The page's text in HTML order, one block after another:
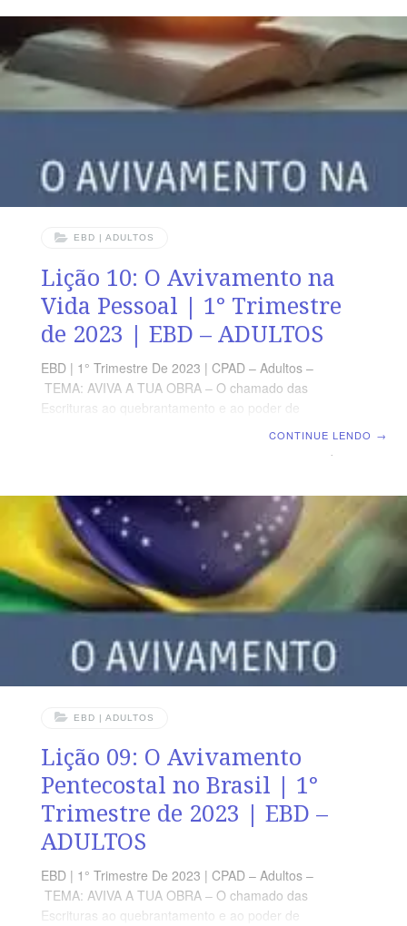
quem não crer será condenado.” (Mc 16.15,16)
VERDADE PRÁTICA Neste tempo marcado pela falta de
fé, a Igreja só pode cumprir a sua missão se estiver
imersa no avivamento espiritual. LEITURA DIÁRIA
Segunda
EBD | ADULTOS
Lição 10: O Avivamento na
Vida Pessoal | 1° Trimestre
de 2023 | EBD – ADULTOS
EBD | 1° Trimestre De 2023 | CPAD – Adultos –
TEMA: AVIVA A TUA OBRA – O chamado das
Escrituras ao quebrantamento e ao poder de
teu nome levantarei as minhas mãos.” (Sl 63.3,4)
VERDADE PRÁTICA A presença do Espírito Santo é
uma realidade em todos os dias da vida de um crente
avivado. LEITURA DIÁRIA Segunda – Sl 55.17
CONTINUE LENDO →
EBD | ADULTOS
Lição 09: O Avivamento
Pentecostal no Brasil | 1°
Trimestre de 2023 | EBD –
ADULTOS
EBD | 1° Trimestre De 2023 | CPAD – Adultos –
TEMA: AVIVA A TUA OBRA – O chamado das
Escrituras ao quebrantamento e ao poder de